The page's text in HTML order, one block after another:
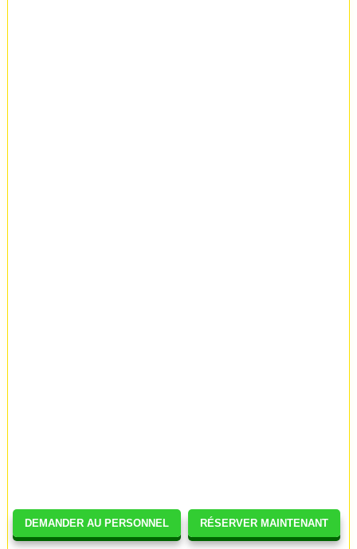
DEMANDER AU PERSONNEL RÉSERVER MAINTENANT